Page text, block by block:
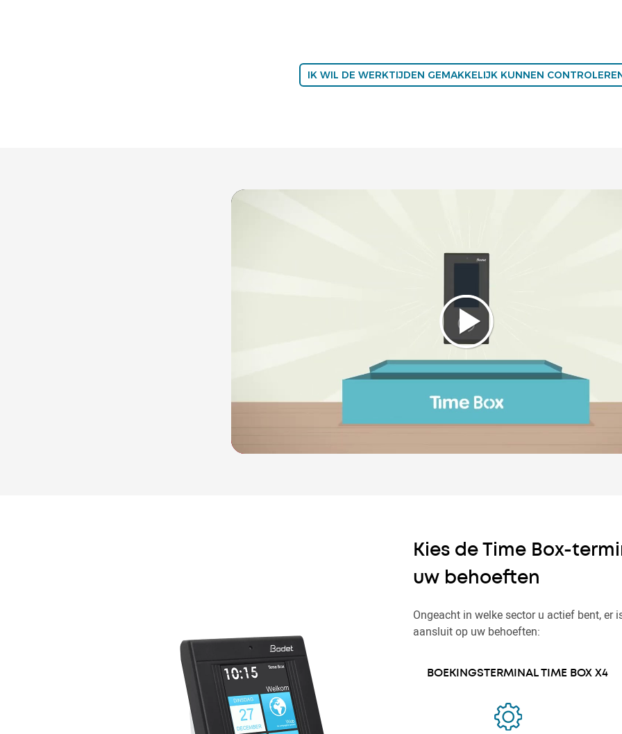
IK WIL DE WERKTIJDEN GEMAKKELIJK KUNNEN
Kies de Time Box-
uw behoeften
Ongeacht in welke sector u actief bent, er
aansluit op uw behoeften:
BOEKINGSTERMINAL TIME BOX X4